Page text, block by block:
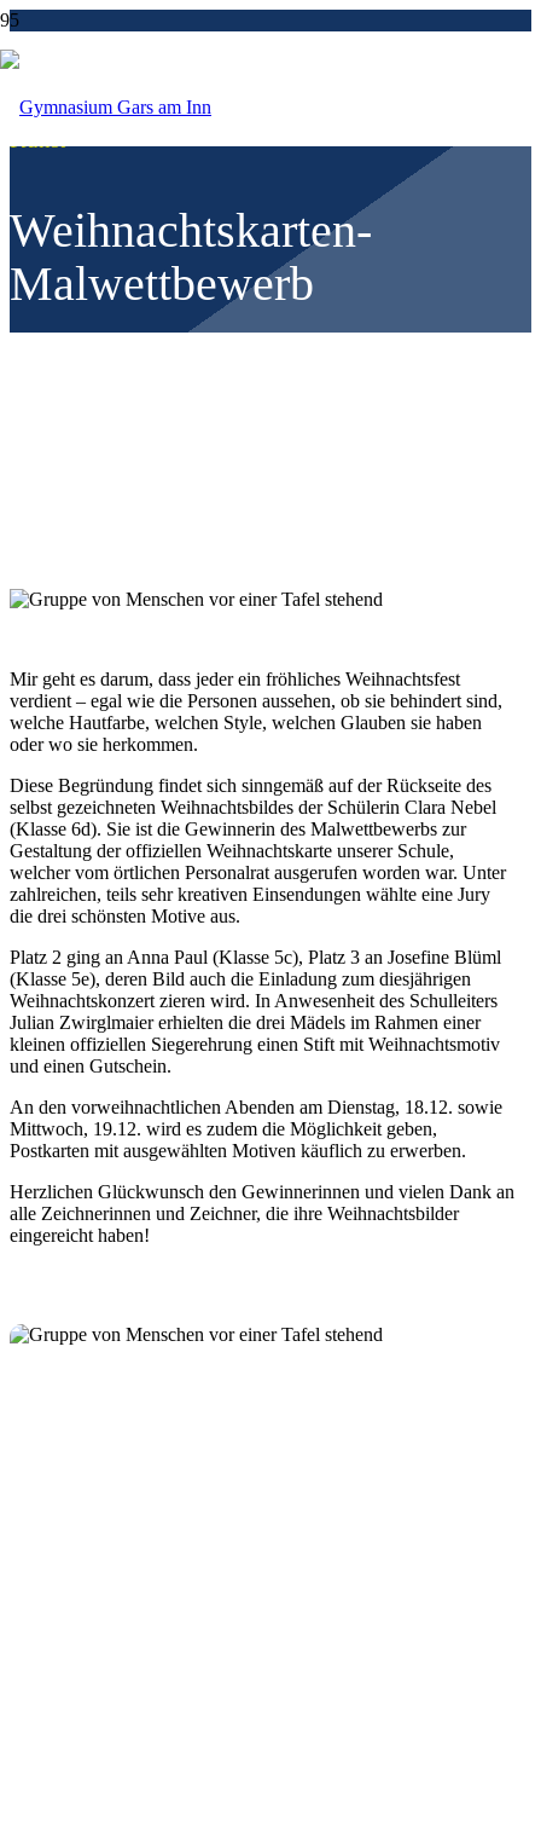
Weihnachtskarten-
Malwettbewerb
Mir geht es darum, dass jeder ein fröhliches Weihnachtsfest
verdient – egal wie die Personen aussehen, ob sie behindert sind,
welche Hautfarbe, welchen Style, welchen Glauben sie haben
oder wo sie herkommen.
Diese Begründung findet sich sinngemäß auf der Rückseite des
selbst gezeichneten Weihnachtsbildes der Schülerin Clara Nebel
(Klasse 6d). Sie ist die Gewinnerin des Malwettbewerbs zur
Gestaltung der offiziellen Weihnachtskarte unserer Schule,
welcher vom örtlichen Personalrat ausgerufen worden war. Unter
zahlreichen, teils sehr kreativen Einsendungen wählte eine Jury
die drei schönsten Motive aus.
Platz 2 ging an Anna Paul (Klasse 5c), Platz 3 an Josefine Blüml
(Klasse 5e), deren Bild auch die Einladung zum diesjährigen
Weihnachtskonzert zieren wird. In Anwesenheit des Schulleiters
Julian Zwirglmaier erhielten die drei Mädels im Rahmen einer
kleinen offiziellen Siegerehrung einen Stift mit Weihnachtsmotiv
und einen Gutschein.
An den vorweihnachtlichen Abenden am Dienstag, 18.12. sowie
Mittwoch, 19.12. wird es zudem die Möglichkeit geben,
Postkarten mit ausgewählten Motiven käuflich zu erwerben.
Herzlichen Glückwunsch den Gewinnerinnen und vielen Dank an
alle Zeichnerinnen und Zeichner, die ihre Weihnachtsbilder
eingereicht haben!